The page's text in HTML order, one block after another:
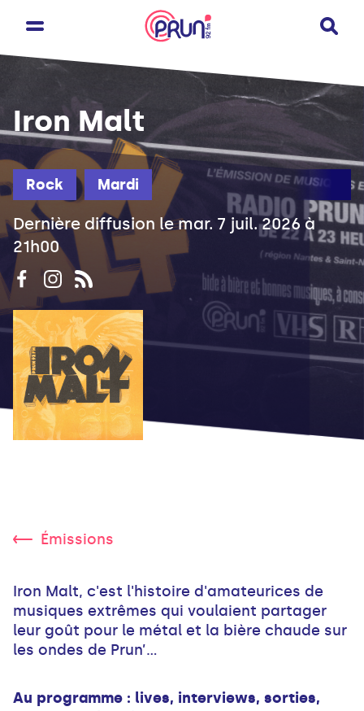
Rock Mardi
Iron Malt
Dernière diffusion le mar. 7 juil. 2026 à
21h00
Émissions
Iron Malt, c'est l'histoire d'amateurices de
musiques extrêmes qui voulaient partager
leur goût pour le métal et la bière chaude sur
les ondes de Prun’...
Au programme : lives, interviews, sorties,